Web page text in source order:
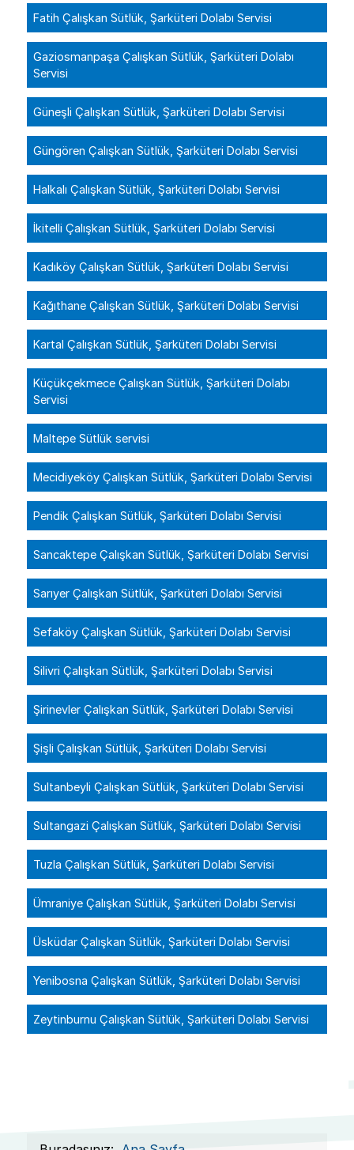
Fatih Çalışkan Sütlük, Şarküteri Dolabı Servisi
Gaziosmanpaşa Çalışkan Sütlük, Şarküteri Dolabı
Servisi
Güneşli Çalışkan Sütlük, Şarküteri Dolabı Servisi
Güngören Çalışkan Sütlük, Şarküteri Dolabı Servisi
Halkalı Çalışkan Sütlük, Şarküteri Dolabı Servisi
İkitelli Çalışkan Sütlük, Şarküteri Dolabı Servisi
Kadıköy Çalışkan Sütlük, Şarküteri Dolabı Servisi
Kağıthane Çalışkan Sütlük, Şarküteri Dolabı Servisi
Kartal Çalışkan Sütlük, Şarküteri Dolabı Servisi
Küçükçekmece Çalışkan Sütlük, Şarküteri Dolabı
Servisi
Maltepe Sütlük servisi
Mecidiyeköy Çalışkan Sütlük, Şarküteri Dolabı Servisi
Pendik Çalışkan Sütlük, Şarküteri Dolabı Servisi
Sancaktepe Çalışkan Sütlük, Şarküteri Dolabı Servisi
Sarıyer Çalışkan Sütlük, Şarküteri Dolabı Servisi
Sefaköy Çalışkan Sütlük, Şarküteri Dolabı Servisi
Silivri Çalışkan Sütlük, Şarküteri Dolabı Servisi
Şirinevler Çalışkan Sütlük, Şarküteri Dolabı Servisi
Şişli Çalışkan Sütlük, Şarküteri Dolabı Servisi
Sultanbeyli Çalışkan Sütlük, Şarküteri Dolabı Servisi
Sultangazi Çalışkan Sütlük, Şarküteri Dolabı Servisi
Tuzla Çalışkan Sütlük, Şarküteri Dolabı Servisi
Ümraniye Çalışkan Sütlük, Şarküteri Dolabı Servisi
Üsküdar Çalışkan Sütlük, Şarküteri Dolabı Servisi
Yenibosna Çalışkan Sütlük, Şarküteri Dolabı Servisi
Zeytinburnu Çalışkan Sütlük, Şarküteri Dolabı Servisi